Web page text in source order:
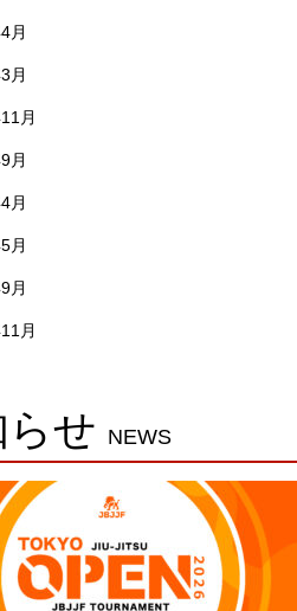
月
月
月
月
月
月
月
月
らせ NEWS